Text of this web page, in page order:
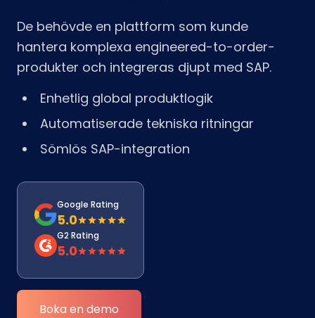
De behövde en plattform som kunde
hantera komplexa engineered-to-order-
produkter och integreras djupt med SAP.
Enhetlig global produktlogik
Automatiserade tekniska ritningar
Sömlös SAP-integration
Google Rating
5.0
G2 Rating
5.0
Boka en demo